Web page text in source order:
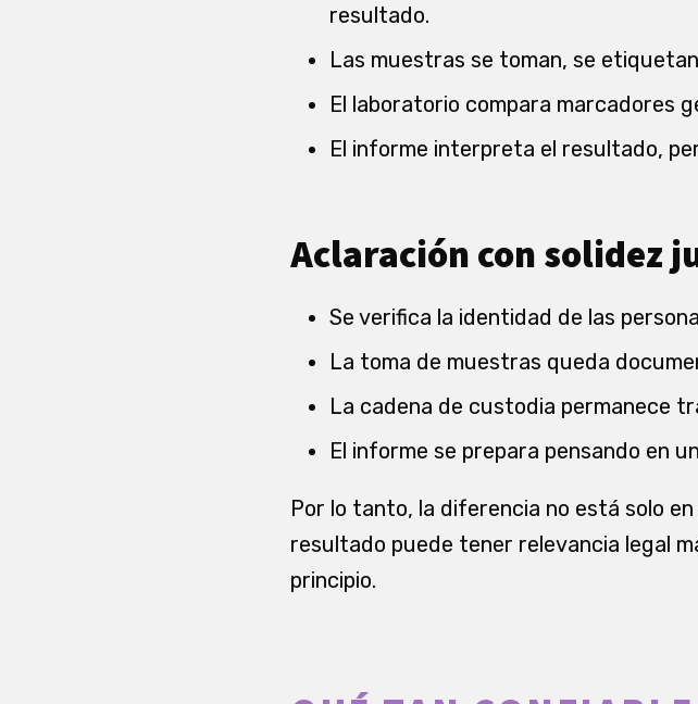
resultado.
Las muestras se toman, se
El laboratorio compara marcadores
El informe interpreta el resultado,
Aclaración con solidez
Se verifica la identidad de las
La toma de muestras queda
La cadena de custodia permanece
El informe se prepara pensando en
Por lo tanto, la diferencia no está solo
resultado puede tener relevancia legal
principio.